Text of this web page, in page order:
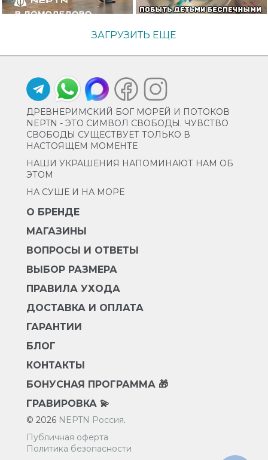
ЗАГРУЗИТЬ ЕЩЕ
ДРЕВНЕРИМСКИЙ БОГ МОРЕЙ И ПОТОКОВ
NEPTN - ЭТО СИМВОЛ СВОБОДЫ. ЧУВСТВО
СВОБОДЫ СУЩЕСТВУЕТ ТОЛЬКО В
НАСТОЯЩЕМ МОМЕНТЕ
НАШИ УКРАШЕНИЯ НАПОМИНАЮТ НАМ ОБ
ЭТОМ
НА СУШЕ И НА МОРЕ
О БРЕНДЕ
МАГАЗИНЫ
ВОПРОСЫ И ОТВЕТЫ
ВЫБОР РАЗМЕРА
ПРАВИЛА УХОДА
ДОСТАВКА И ОПЛАТА
ГАРАНТИИ
БЛОГ
КОНТАКТЫ
БОНУСНАЯ ПРОГРАММА 🎁
ГРАВИРОВКА 💫
© 2026 NEPTN Россия.
Публичная оферта
Политика безопасности